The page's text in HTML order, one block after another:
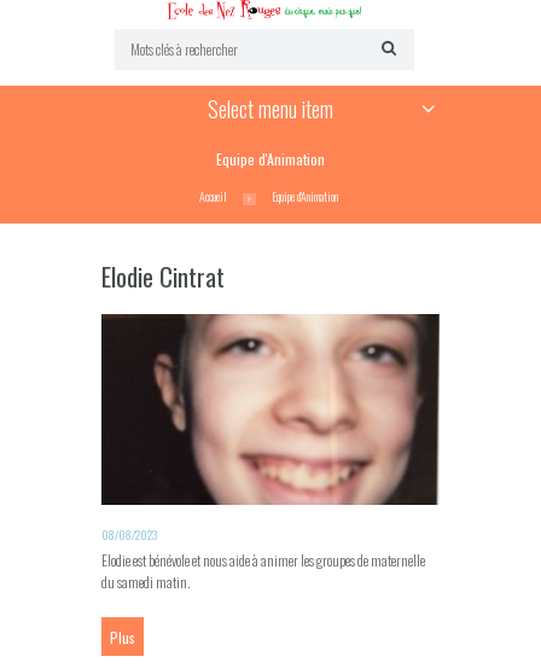
Select menu item
Equipe d'Animation
Accueil Equipe d'Animation
Elodie Cintrat
08/08/2023
Elodie est bénévole et nous aide à animer les groupes de maternelle
du samedi matin.
Plus